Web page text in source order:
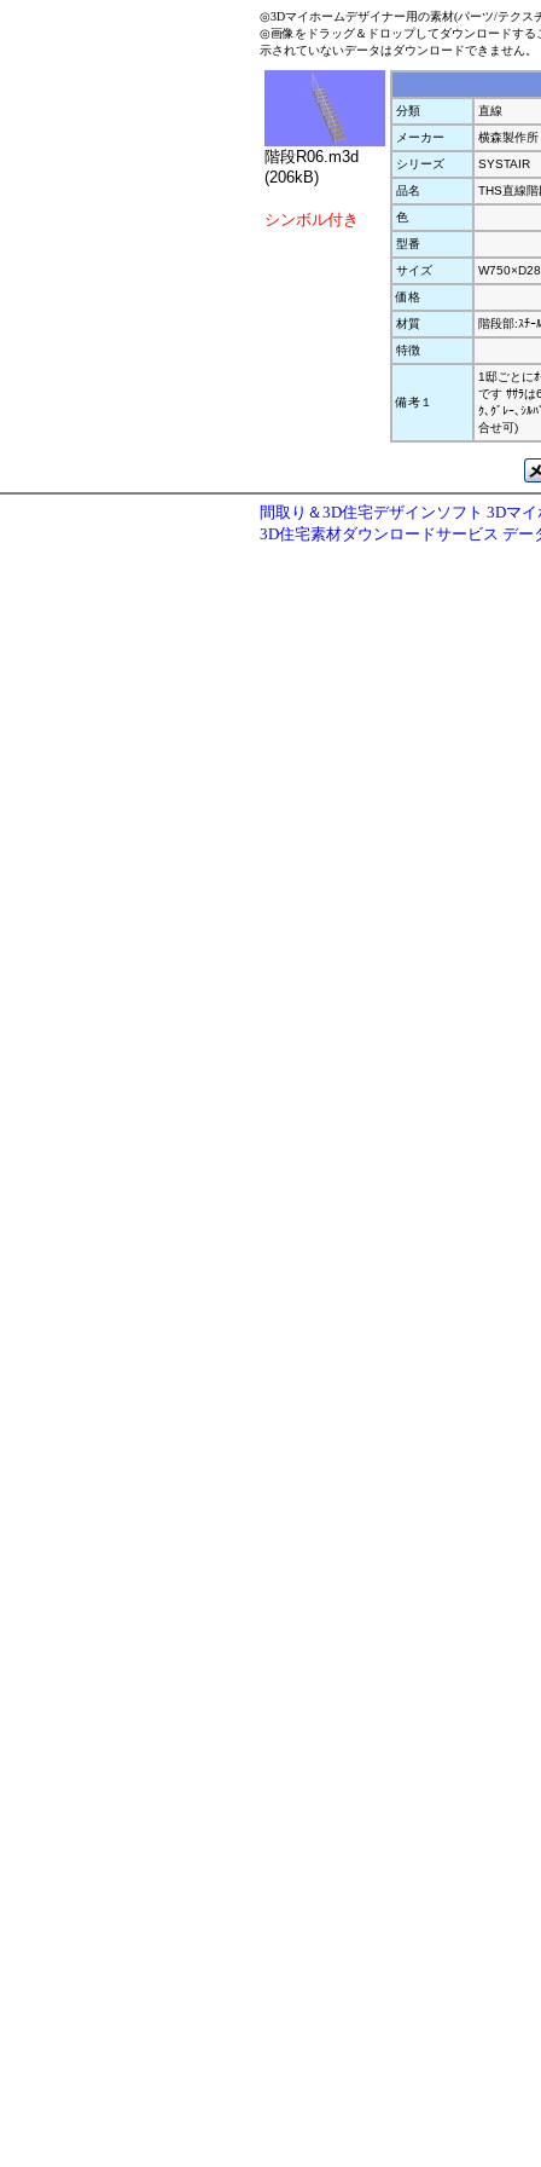
◎3Dマイホームデザイナー用の素材(パーツ/テクス
◎画像をドラッグ＆ドロップしてダウンロードす
示されていないデータはダウンロードできません。
階段R06.m3d
(206kB)
シンボル付き
分類
直線
メーカー
横森製作所
シリーズ
SYSTAIR
品名
THS直線階
色
型番
サイズ
価格
材質
階段部:ｽﾁｰ
特徴
備考１
1邸ごとに
です ｻｻﾗは
ｸ､ｸﾞﾚｰ､ｼﾙ
合せ可)
間取り＆3D住宅デザインソフト 3Dマ
3D住宅素材ダウンロードサービス デー